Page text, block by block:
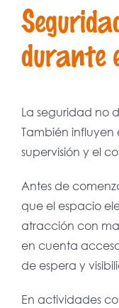
durante
La seguridad no
También influyen
supervisión y el
Antes de
que el espacio
atracción con
en cuenta
de espera y
En actividades